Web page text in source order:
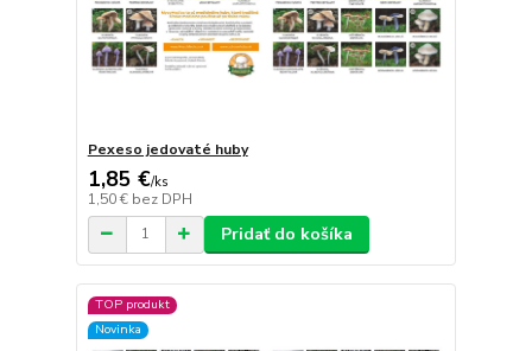
Pexeso jedovaté huby
1,85 €/ks
1,50 € bez DPH
Pridať do košíka
TOP produkt
Novinka